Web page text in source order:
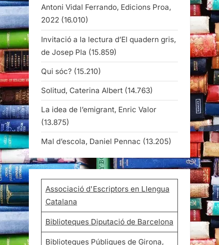
Antoni Vidal Ferrando, Edicions Proa,
2022 (16.010)
Invitació a la lectura d’El quadern gris,
de Josep Pla (15.859)
Qui sóc? (15.210)
Solitud, Caterina Albert (14.763)
La idea de l’emigrant, Enric Valor
(13.875)
Mal d’escola, Daniel Pennac (13.205)
Associació d'Escriptors en Llengua
Catalana
Biblioteques Diputació de Barcelona
Biblioteques Públiques de Girona,